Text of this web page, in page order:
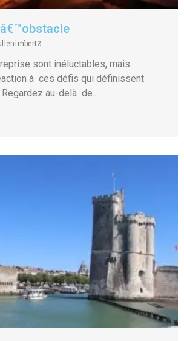
sont inéluctables, mais
à ces défis qui définissent
au-delà de...